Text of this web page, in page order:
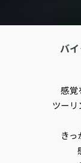
バイ
感覚
ツーリ
きっ